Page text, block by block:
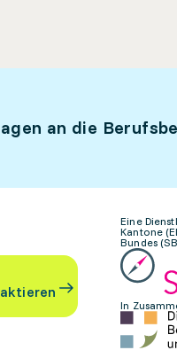
an die
Eine
Kantone
Bundes
In